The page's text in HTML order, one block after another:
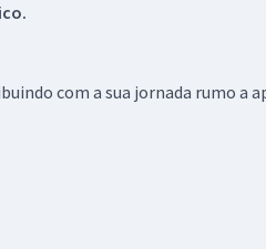
com a sua jornada rumo a